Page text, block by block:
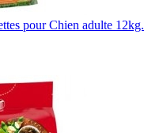
pour Chien adulte 12kg.